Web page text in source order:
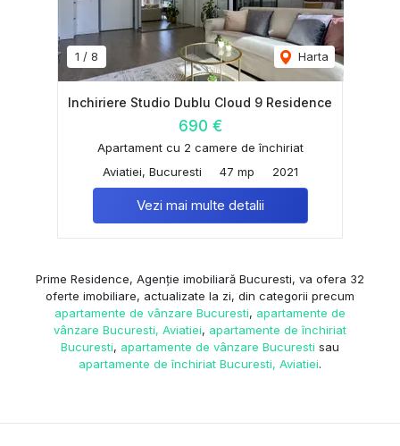
1 / 8 Harta
Inchiriere Studio Dublu Cloud 9 Residence
690 €
Apartament cu 2 camere de închiriat
Aviatiei, Bucuresti
47 mp 2021
Vezi mai multe detalii
Prime Residence, Agenție imobiliară Bucuresti, va ofera 32
oferte imobiliare, actualizate la zi, din categorii precum
apartamente de vânzare Bucuresti, apartamente de
vânzare Bucuresti, Aviatiei, apartamente de închiriat
Bucuresti, apartamente de vânzare Bucuresti sau
apartamente de închiriat Bucuresti, Aviatiei.